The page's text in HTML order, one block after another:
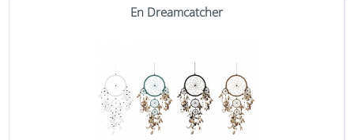
En Dreamcatcher